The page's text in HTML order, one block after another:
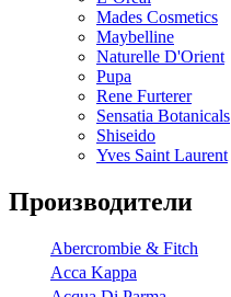
Mades Cosmetics
Maybelline
Naturelle D'Orient
Pupa
Rene Furterer
Sensatia Botanicals
Shiseido
Yves Saint Laurent
Производители
Abercrombie & Fitch
Acca Kappa